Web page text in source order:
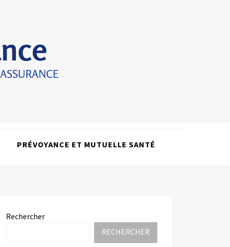
PRÉVOYANCE ET MUTUELLE SANTÉ
Rechercher
RECHERCHER